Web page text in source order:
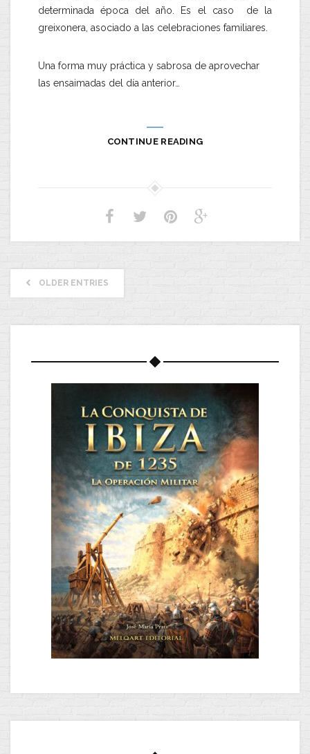
determinada época del año. Es el caso de la
greixonera, asociado a las celebraciones familiares.
Una forma muy práctica y sabrosa de aprovechar
las ensaimadas del día anterior…
CONTINUE READING
OLDER ENTRIES